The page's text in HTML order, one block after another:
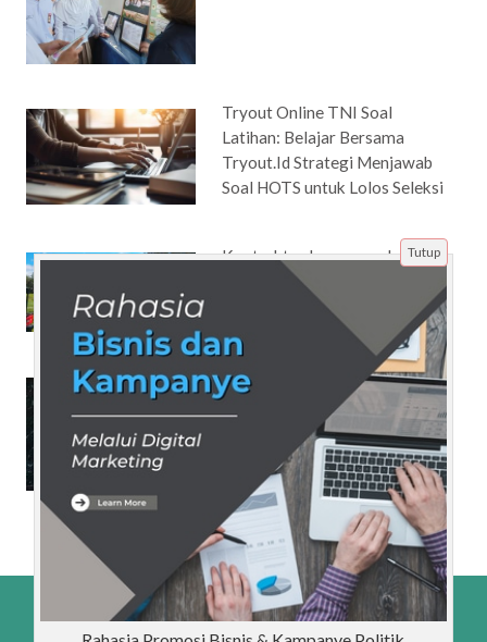
Tryout Online TNI Soal
Latihan: Belajar Bersama
Tryout.Id Strategi Menjawab
Soal HOTS untuk Lolos Seleksi
Kontraktor Lapangan dan
Pentingnya Manajemen Waktu
di Lokasi Proyek
Manfaat Blog Bisnis Menjaring
434% Calon Pelanggan Baru
Beranda Artikel Tentang Kami
Disclaimer
Tutup